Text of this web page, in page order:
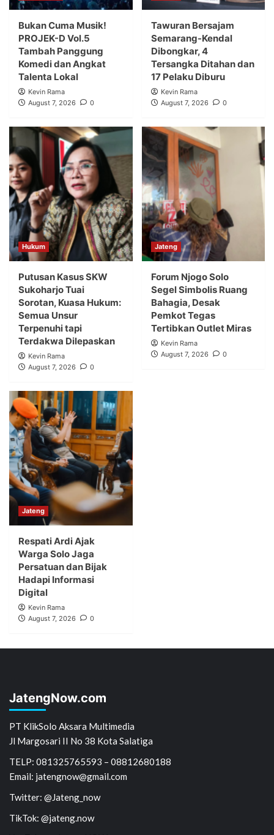
Bukan Cuma Musik!
PROJEK-D Vol.5
Tambah Panggung
Komedi dan Angkat
Talenta Lokal
Kevin Rama
August 7, 2026
0
Tawuran Bersajam
Semarang-Kendal
Dibongkar, 4
Tersangka Ditahan dan
17 Pelaku Diburu
Kevin Rama
August 7, 2026
0
Hukum
Putusan Kasus SKW
Sukoharjo Tuai
Sorotan, Kuasa Hukum:
Semua Unsur
Terpenuhi tapi
Terdakwa Dilepaskan
Kevin Rama
August 7, 2026
0
Jateng
Forum Njogo Solo
Segel Simbolis Ruang
Bahagia, Desak
Pemkot Tegas
Tertibkan Outlet Miras
Kevin Rama
August 7, 2026
0
Jateng
Respati Ardi Ajak
Warga Solo Jaga
Persatuan dan Bijak
Hadapi Informasi
Digital
Kevin Rama
August 7, 2026
0
JatengNow.com
PT KlikSolo Aksara Multimedia
Jl Margosari II No 38 Kota Salatiga
TELP: 081325765593 – 08812680188
Email: jatengnow@gmail.com
Twitter: @Jateng_now
TikTok: @jateng.now